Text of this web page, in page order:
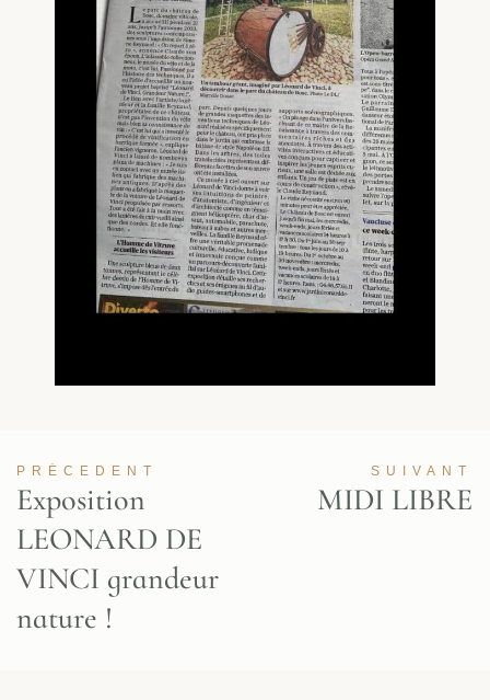
PRÉCEDENT
Exposition
LEONARD DE
VINCI grandeur
nature !
SUIVANT
MIDI LIBRE